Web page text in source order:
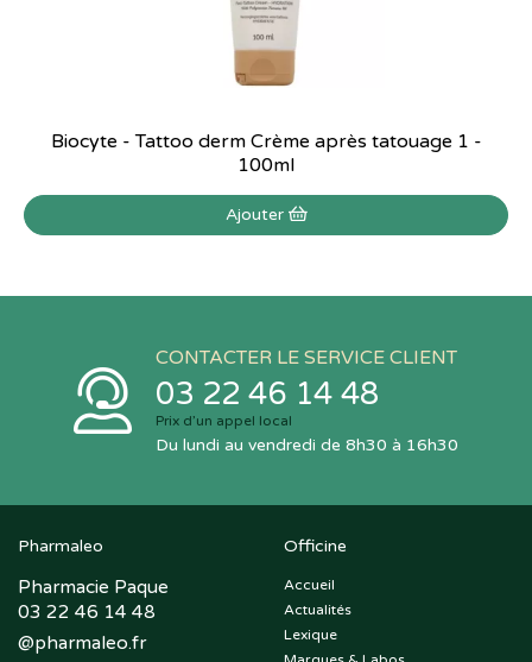
Biocyte - Tattoo derm Crème après tatouage 1 -
100ml
Ajouter
CONTACTER LE SERVICE CLIENT
03 22 46 14 48
Prix d’un appel local
Du lundi au vendredi de 8h30 à 16h30
Pharmaleo
Pharmacie Paque
03 22 46 14 48
@pharmaleo.fr
Officine
Accueil
Actualités
Lexique